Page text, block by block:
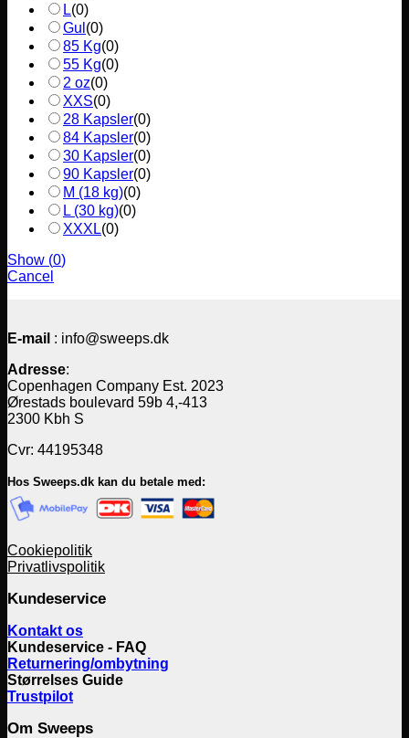
L(0)
Gul (0)
85 Kg(0)
55 Kg(0)
2 oz(0)
XXS(0)
28 Kapsler(0)
84 Kapsler(0)
30 Kapsler(0)
90 Kapsler(0)
M (18 kg)(0)
L (30 kg)(0)
XXXL(0)
Show (0)
Cancel
E-mail : info@sweeps.dk
Adresse:
Copenhagen Company Est. 2023
Ørestads boulevard 59b 4,-413
2300 Kbh S
Cvr: 44195348
Hos Sweeps.dk kan du betale med:
Cookiepolitik
Privatlivspolitik
Kundeservice
Kontakt os
Kundeservice - FAQ
Returnering/ombytning
Størrelses Guide
Trustpilot
Om Sweeps